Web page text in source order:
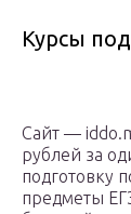
Курсы
Сайт —
рублей за
подготовку
предметы